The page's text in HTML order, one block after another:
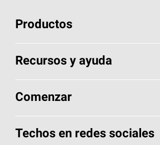
Productos
Elija sus tejas
Encuentre un contratista
Componentes para techos
Recursos y ayuda
Aspectos básicos sobre techos
Herramientas de diseño y color
Comenzar
Llame al 1-800-GET-PINK®
Techos en redes sociales